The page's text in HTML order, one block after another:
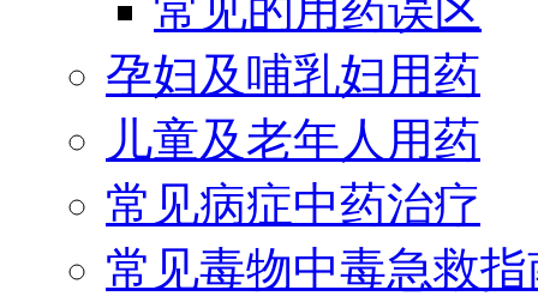
孕妇及哺乳妇用药
儿童及老年人用药
常见病症中药治疗
常见毒物中毒急救指